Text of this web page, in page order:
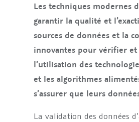
Les techniques modernes
garantir la qualité et
sources de données et la
innovantes pour vérifier et
l’utilisation des
et les algorithmes
s’assurer que leurs
La validation des données